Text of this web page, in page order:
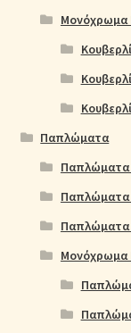
Μονόχρωμα
Παπλώματα
Παπλώματα
Παπλώματα